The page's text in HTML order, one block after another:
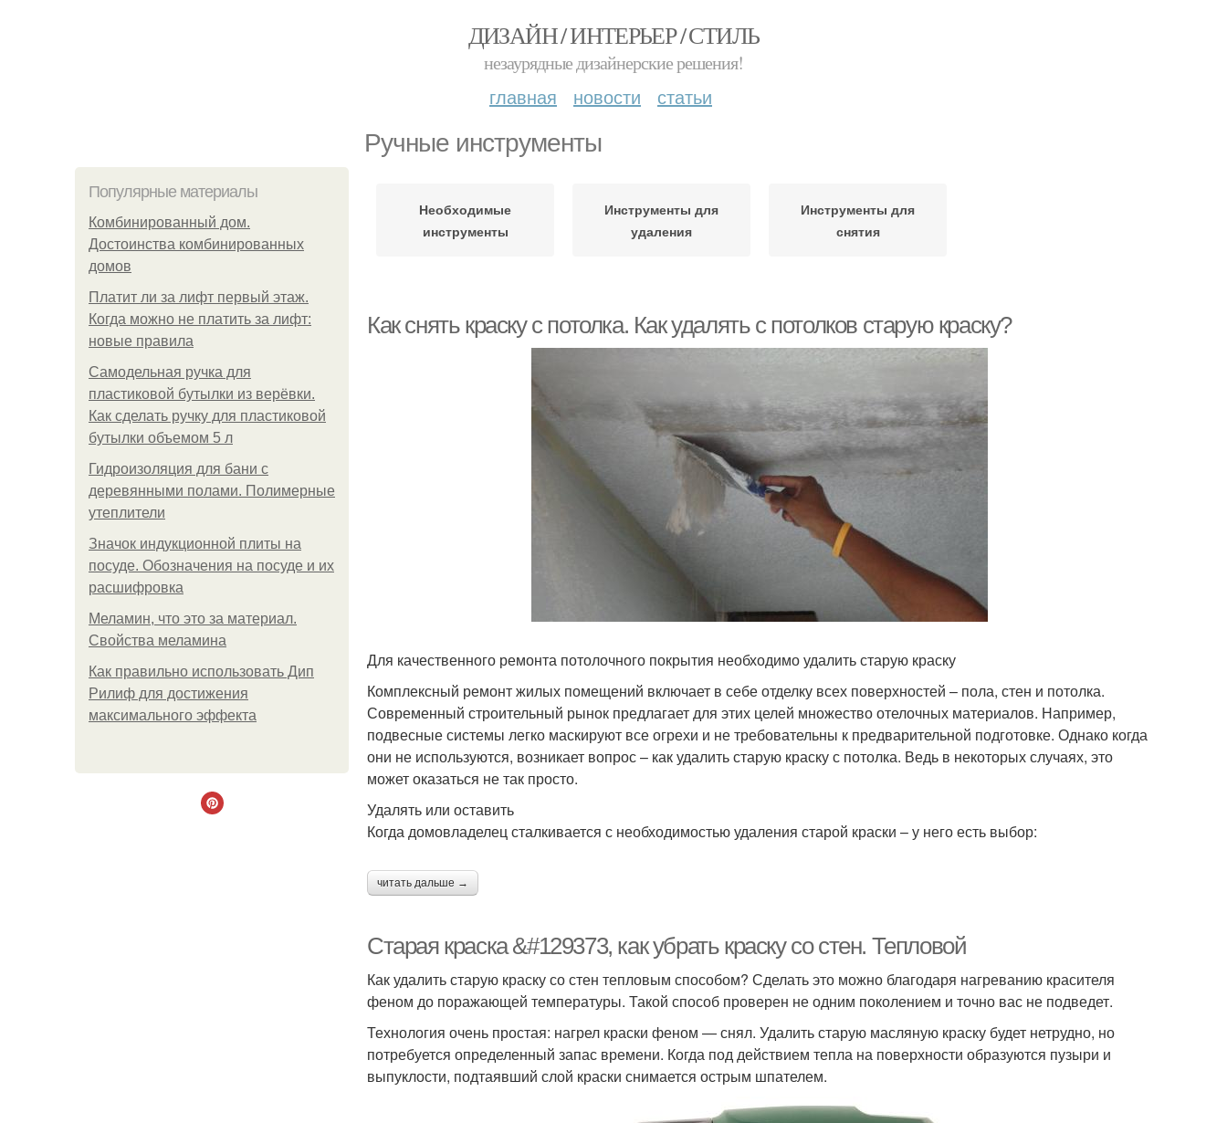
ДИЗАЙН / ИНТЕРЬЕР / СТИЛЬ
незаурядные дизайнерские решения!
главная новости статьи
Ручные инструменты
Популярные материалы
Комбинированный дом.
Достоинства комбинированных
домов
Платит ли за лифт первый этаж.
Когда можно не платить за лифт:
новые правила
Самодельная ручка для
пластиковой бутылки из верёвки.
Как сделать ручку для пластиковой
бутылки объемом 5 л
Гидроизоляция для бани с
деревянными полами. Полимерные
утеплители
Значок индукционной плиты на
посуде. Обозначения на посуде и их
расшифровка
Меламин, что это за материал.
Свойства меламина
Как правильно использовать Дип
Рилиф для достижения
максимального эффекта
Необходимые
инструменты
Инструменты для
удаления
Инструменты для
снятия
Как снять краску с потолка. Как удалять с потолков старую краску?
Для качественного ремонта потолочного покрытия необходимо удалить старую краску
Комплексный ремонт жилых помещений включает в себе отделку всех поверхностей – пола, стен и потолка.
Современный строительный рынок предлагает для этих целей множество отелочных материалов. Например,
подвесные системы легко маскируют все огрехи и не требовательны к предварительной подготовке. Однако когда
они не используются, возникает вопрос – как удалить старую краску с потолка. Ведь в некоторых случаях, это
может оказаться не так просто.
Удалять или оставить
Когда домовладелец сталкивается с необходимостью удаления старой краски – у него есть выбор:
читать дальше →
Старая краска &#129373, как убрать краску со стен. Тепловой
Как удалить старую краску со стен тепловым способом? Сделать это можно благодаря нагреванию красителя
феном до поражающей температуры. Такой способ проверен не одним поколением и точно вас не подведет.
Технология очень простая: нагрел краски феном — снял. Удалить старую масляную краску будет нетрудно, но
потребуется определенный запас времени. Когда под действием тепла на поверхности образуются пузыри и
выпуклости, подтаявший слой краски снимается острым шпателем.